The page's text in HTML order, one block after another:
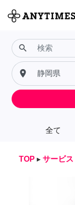
全て
search
place
TOP ▸ サービス